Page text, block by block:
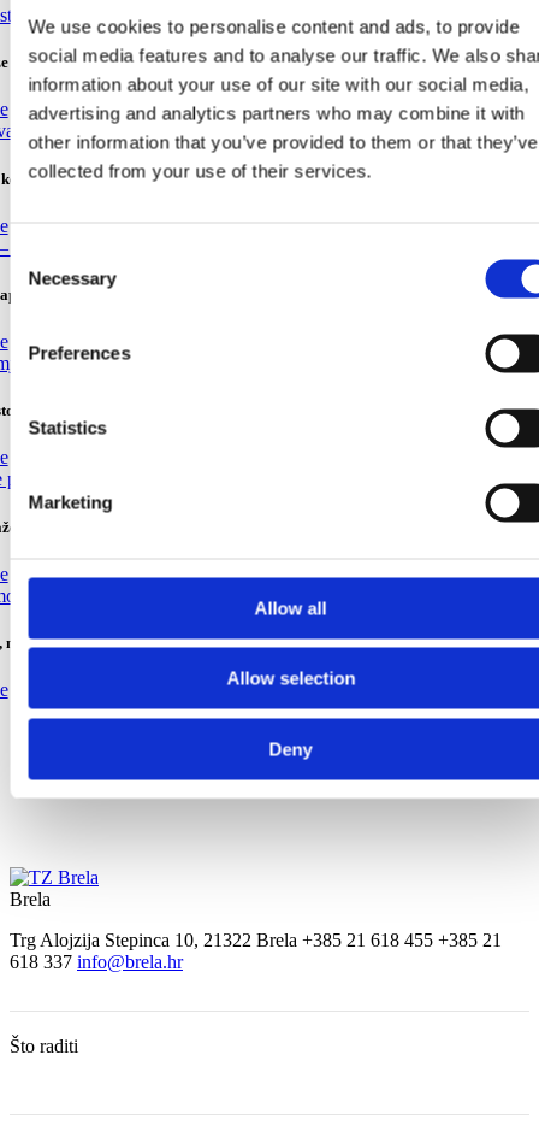
We use cookies to personalise content and ads, to provide
social media features and to analyse our traffic. We also
information about your use of our site with our social media,
advertising and analytics partners who may combine it with
other information that you’ve provided to them or that they’ve
collected from your use of their services.
Consent
Selection
Necessary
Preferences
Statistics
Marketing
Allow all
Allow selection
Deny
za aktivno opuštanje (koje svatko može svladati)
(ne) smijete zaboraviti za dan na plaži u Brelima
Berulia: brend Makarske rivijere
u koje se gosti stalno vraćaju
za odmor iz snova i morske avanture
miris borova i lepeza aktivnosti za odličan odmor
Brela
Trg Alojzija Stepinca 10, 21322 Brela +385 21 618 455 +385 21
618 337 info@brela.hr
Što raditi